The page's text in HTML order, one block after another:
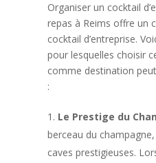
Organiser un cocktail
repas à Reims offre un
cocktail d’entreprise.
pour lesquelles choisir
comme destination
:
Le Prestige du
berceau du
caves prestigieuses.